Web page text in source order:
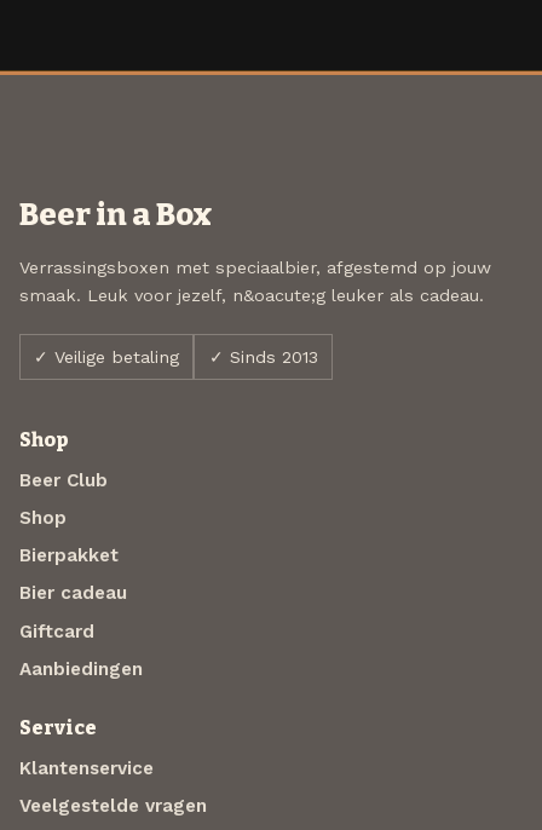
Beer in a Box
Verrassingsboxen met speciaalbier, afgestemd op jouw
smaak. Leuk voor jezelf, n&oacute;g leuker als cadeau.
✓ Veilige betaling ✓ Sinds 2013
Shop
Beer Club
Shop
Bierpakket
Bier cadeau
Giftcard
Aanbiedingen
Service
Klantenservice
Veelgestelde vragen